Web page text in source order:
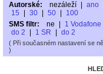
Autorské:
nezáleží ano
15
30 50
100
SMS filtr:
ne 1 Vodafone
do 2
1 SR do 2
( Při současném nastavení se
)